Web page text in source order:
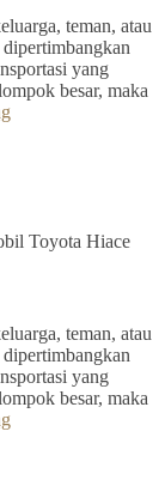
teman, atau
yang
besar, maka
Toyota Hiace
teman, atau
yang
besar, maka